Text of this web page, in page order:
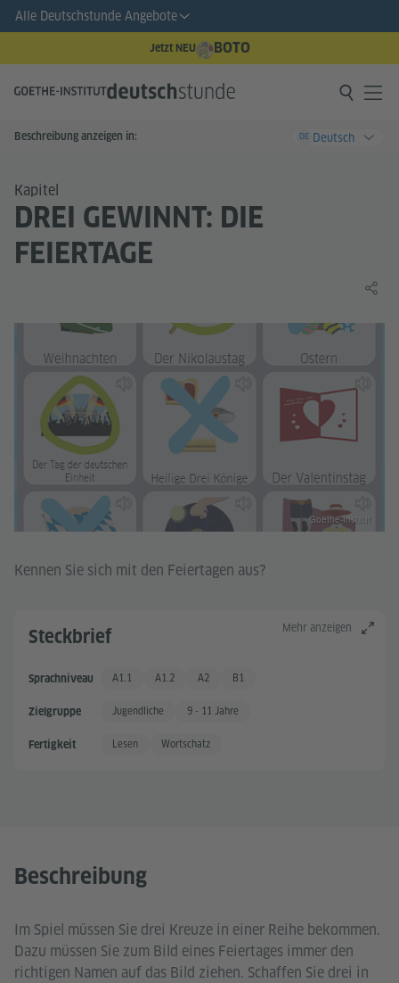
Alle Deutschstunde Angebote
Jetzt NEU BOTO
Beschreibung anzeigen in: DE Deutsch
Kapitel
DREI GEWINNT: DIE
FEIERTAGE
Goethe-Institut
Kennen Sie sich mit den Feiertagen aus?
Mehr anzeigen
Steckbrief
Sprachniveau A1.1
A1.1 A1.2
A1.2 Grundkenntnisse +
A2 Gute Sprachkenntnisse
B1
Zielgruppe Jugendliche 9 - 11 Jahre
Fertigkeit Lesen Wortschatz
Beschreibung
Im Spiel müssen Sie drei Kreuze in einer Reihe bekommen.
Dazu müssen Sie zum Bild eines Feiertages immer den
richtigen Namen auf das Bild ziehen. Schaffen Sie drei in